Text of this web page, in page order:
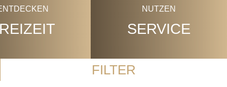
NUTZEN
SERVICE
FILTER